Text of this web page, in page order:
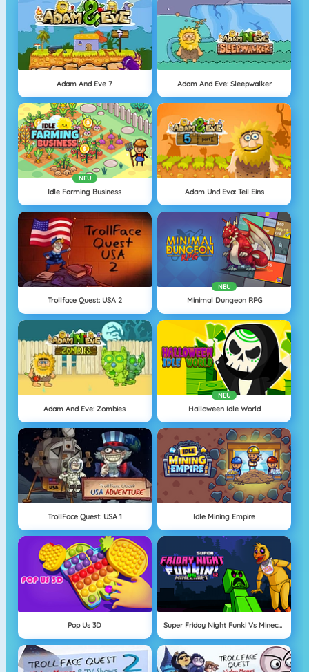
Adam And Eve 7 Adam And Eve: Sleepwalker
NEU
Idle Farming Business Adam Und Eva: Teil Eins
Trollface Quest: USA 2
NEU
Minimal Dungeon RPG
Adam And Eve: Zombies
NEU
Halloween Idle World
TrollFace Quest: USA 1 Idle Mining Empire
Pop Us 3D Super Friday Night Funki Vs Minecraft